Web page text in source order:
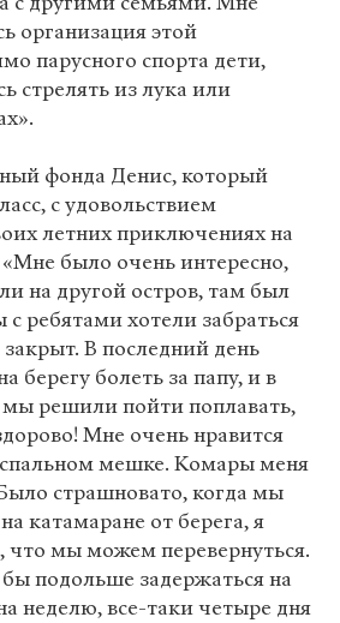
организация этой
парусного спорта дети,
стрелять из лука или
фонда Денис, который
с удовольствием
летних приключениях на
было очень интересно,
на другой остров, там был
ребятами хотели забраться
В последний день
берегу болеть за папу, и в
решили пойти поплавать,
Мне очень нравится
спальном мешке. Комары меня
страшновато, когда мы
катамаране от берега, я
что мы можем перевернуться.
подольше задержаться на
неделю, все-таки четыре дня